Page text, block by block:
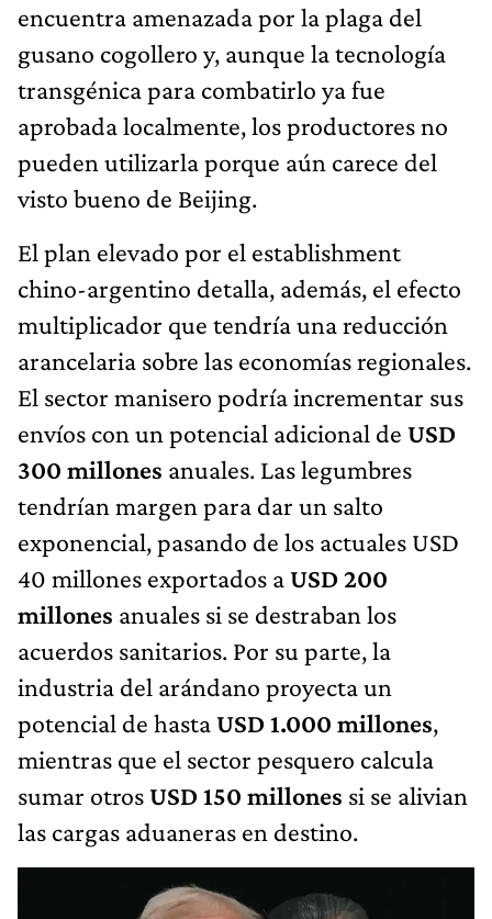
encuentra amenazada por la plaga del
gusano cogollero y, aunque la tecnología
transgénica para combatirlo ya fue
aprobada localmente, los productores no
pueden utilizarla porque aún carece del
visto bueno de Beijing.
El plan elevado por el establishment
chino-argentino detalla, además, el efecto
multiplicador que tendría una reducción
arancelaria sobre las economías regionales.
El sector manisero podría incrementar sus
envíos con un potencial adicional de USD
300 millones anuales. Las legumbres
tendrían margen para dar un salto
exponencial, pasando de los actuales USD
40 millones exportados aUSD 200
millones anuales si se destraban los
acuerdos sanitarios. Por su parte, la
industria del arándano proyecta un
potencial de hastaUSD 1.000 millones,
mientras que el sector pesquero calcula
sumar otrosUSD 150 millones si se alivian
las cargas aduaneras en destino.